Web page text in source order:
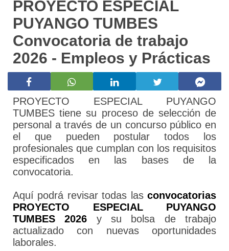
PROYECTO ESPECIAL
PUYANGO TUMBES
Convocatoria de trabajo
2026 - Empleos y Prácticas
PROYECTO ESPECIAL PUYANGO
TUMBES tiene su proceso de selección de
personal a través de un concurso público en
el que pueden postular todos los
profesionales que cumplan con los requisitos
especificados en las bases de la
convocatoria.
Aquí podrá revisar todas las convocatorias
PROYECTO ESPECIAL PUYANGO
TUMBES 2026 y su bolsa de trabajo
actualizado con nuevas oportunidades
laborales.